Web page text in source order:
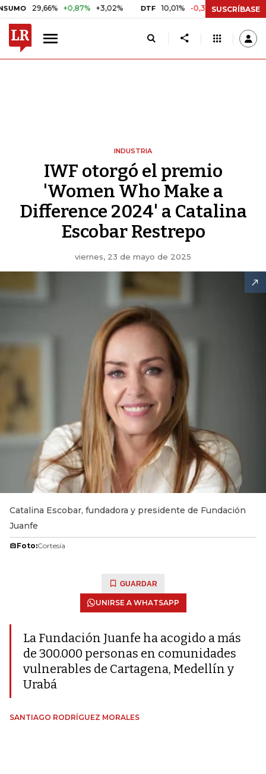
29,66% +0,87% +3,02% DTF 10,01% -0,33% -3,19% UVR $
SUSCRÍBASE
INDUSTRIA
IWF otorgó el premio
'Women Who Make a
Difference 2024' a Catalina
Escobar Restrepo
viernes, 23 de mayo de 2025
Catalina Escobar, fundadora y presidente de Fundación
Juanfe
Foto:Cortesía
GUARDAR
UNIRSE A WHATSAPP
La Fundación Juanfe ha acogido a más
de 300.000 personas en comunidades
vulnerables de Cartagena, Medellín y
Urabá
SANTIAGO RODRÍGUEZ MORALES